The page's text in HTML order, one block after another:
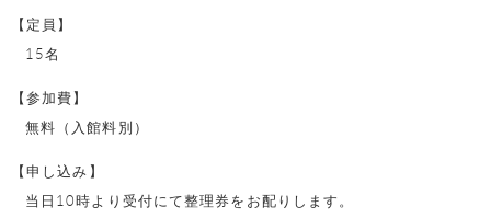
【定員】
15名
【参加費】
無料（入館料別）
【申し込み】
当日10時より受付にて整理券をお配りします。